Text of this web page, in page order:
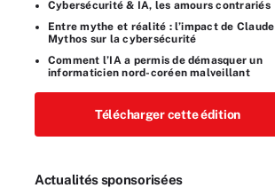
Cybersécurité & IA, les amours contrariés
Entre mythe et réalité : l’impact de Claude
Mythos sur la cybersécurité
Comment l’IA a permis de démasquer un
informaticien nord-coréen malveillant
Télécharger cette édition
Actualités sponsorisées